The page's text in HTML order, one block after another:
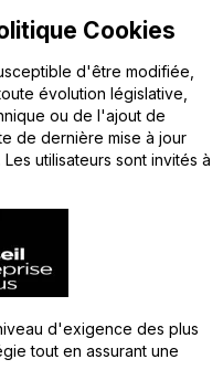
Cookies
d'être modifiée,
évolution législative,
ou de l'ajout de
de dernière mise à jour
utilisateurs sont invités à
d'exigence des plus
tout en assurant une